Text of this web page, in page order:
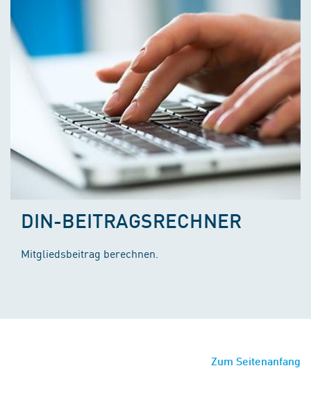
DIN-BEITRAGSRECHNER
Mitgliedsbeitrag berechnen.
Zum Seitenanfang